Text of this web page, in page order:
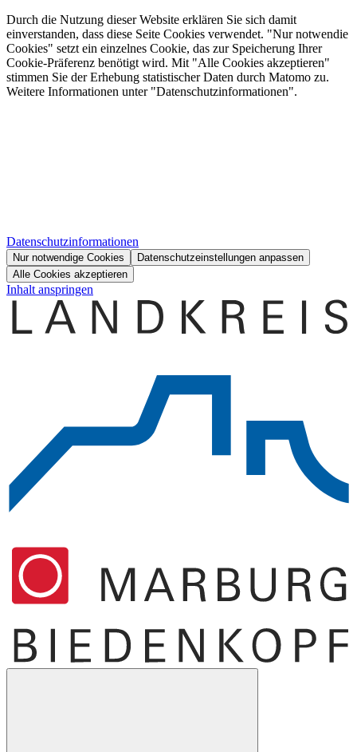
Durch die Nutzung dieser Website erklären Sie sich damit
einverstanden, dass diese Seite Cookies verwendet. "Nur notwendie
Cookies" setzt ein einzelnes Cookie, das zur Speicherung Ihrer
Cookie-Präferenz benötigt wird. Mit "Alle Cookies akzeptieren"
stimmen Sie der Erhebung statistischer Daten durch Matomo zu.
Weitere Informationen unter "Datenschutzinformationen".
Datenschutzinformationen
Nur notwendige Cookies
Datenschutzeinstellungen anpassen
Alle Cookies akzeptieren
Inhalt anspringen